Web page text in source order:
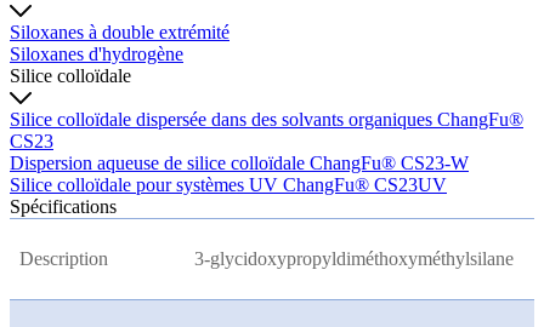
Siloxanes à double extrémité
Siloxanes d'hydrogène
Silice colloïdale
Silice colloïdale dispersée dans des solvants organiques ChangFu®
CS23
Dispersion aqueuse de silice colloïdale ChangFu® CS23-W
Silice colloïdale pour systèmes UV ChangFu® CS23UV
Spécifications
Description 3-glycidoxypropyldiméthoxyméthylsilane